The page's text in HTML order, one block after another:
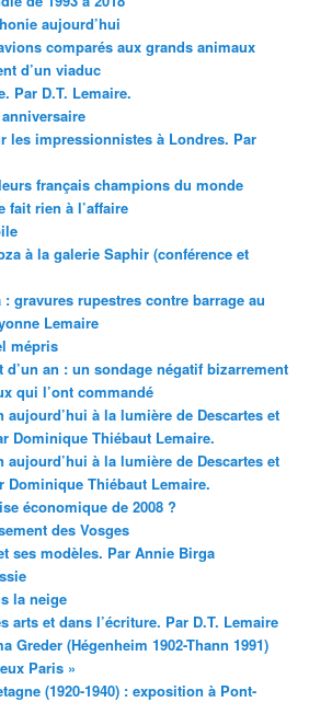
aujourd’hui
comparés aux grands animaux
d’un viaduc
Par D.T. Lemaire.
les impressionnistes à Londres. Par
français champions du monde
fait rien à l’affaire
à la galerie Saphir (conférence et
gravures rupestres contre barrage au
Lemaire
mépris
d’un an : un sondage négatif bizarrement
qui l’ont commandé
aujourd’hui à la lumière de Descartes et
Dominique Thiébaut Lemaire.
aujourd’hui à la lumière de Descartes et
Dominique Thiébaut Lemaire.
économique de 2008 ?
des Vosges
ses modèles. Par Annie Birga
la neige
arts et dans l’écriture. Par D.T. Lemaire
Greder (Hégenheim 1902-Thann 1991)
Paris »
(1920-1940) : exposition à Pont-